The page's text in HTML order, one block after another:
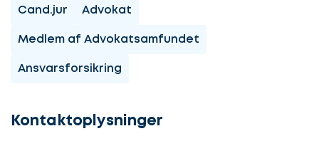
Cand.jur Advokat
Medlem af Advokatsamfundet
Ansvarsforsikring
Kontaktoplysninger